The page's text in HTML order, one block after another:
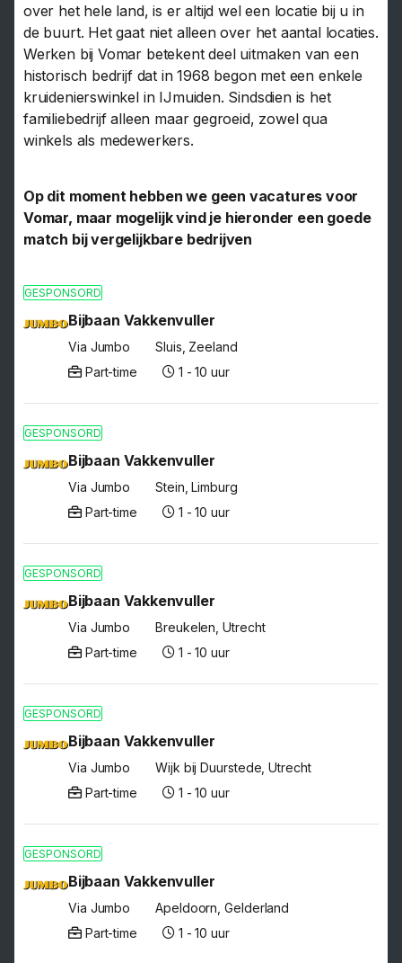
over het hele land, is er altijd wel een locatie bij u in
de buurt. Het gaat niet alleen over het aantal locaties.
Werken bij Vomar betekent deel uitmaken van een
historisch bedrijf dat in 1968 begon met een enkele
kruidenierswinkel in IJmuiden. Sindsdien is het
familiebedrijf alleen maar gegroeid, zowel qua
winkels als medewerkers.
Op dit moment hebben we geen vacatures voor
Vomar, maar mogelijk vind je hieronder een goede
match bij vergelijkbare bedrijven
GESPONSORD
Bijbaan Vakkenvuller
Via Jumbo
Sluis, Zeeland
Part-time
1 - 10 uur
GESPONSORD
Bijbaan Vakkenvuller
Via Jumbo
Stein, Limburg
Part-time
1 - 10 uur
GESPONSORD
Bijbaan Vakkenvuller
Via Jumbo
Breukelen, Utrecht
Part-time
1 - 10 uur
GESPONSORD
Bijbaan Vakkenvuller
Via Jumbo
Wijk bij Duurstede, Utrecht
Part-time
1 - 10 uur
GESPONSORD
Bijbaan Vakkenvuller
Via Jumbo
Apeldoorn, Gelderland
Part-time
1 - 10 uur